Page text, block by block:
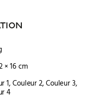
× 16 cm
1, Couleur 2, Couleur 3,
4